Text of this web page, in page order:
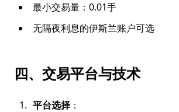
最小交易量：0.01手
无隔夜利息的伊斯兰账户可选
四、交易平台与技术
平台选择 ：